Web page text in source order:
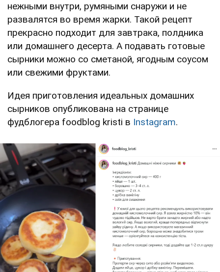
нежными внутри, румяными снаружи и не
развалятся во время жарки. Такой рецепт
прекрасно подходит для завтрака, полдника
или домашнего десерта. А подавать готовые
сырники можно со сметаной, ягодным соусом
или свежими фруктами.
Идея приготовления идеальных домашних
сырников опубликована на странице
фудблогера foodblog kristi в Instagram.